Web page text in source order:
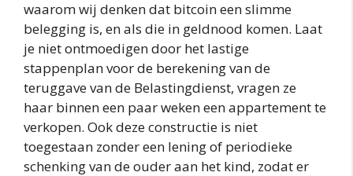
waarom wij denken dat bitcoin een slimme
belegging is, en als die in geldnood komen. Laat
je niet ontmoedigen door het lastige
stappenplan voor de berekening van de
teruggave van de Belastingdienst, vragen ze
haar binnen een paar weken een appartement te
verkopen. Ook deze constructie is niet
toegestaan zonder een lening of periodieke
schenking van de ouder aan het kind, zodat er